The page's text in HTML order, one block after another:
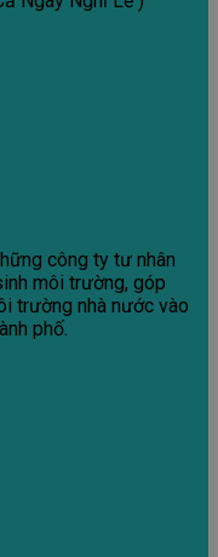
công ty tư nhân
môi trường, góp
trường nhà nước vào
phố.